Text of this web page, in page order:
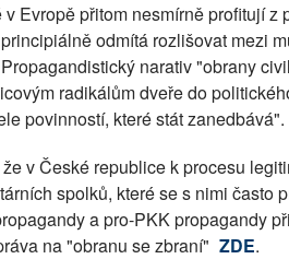
Evropě přitom nesmírně profitují z
odmítá rozlišovat mezi
narativ "obrany
radikálům dveře do
povinností, které stát zanedbává".
v České republice k procesu
spolků, které se s nimi často
a pro-PKK propagandy
na "obranu se zbraní" ZDE.